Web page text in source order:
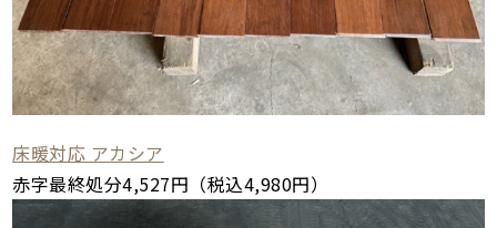
床暖対応 アカシア
赤字最終処分4,527円（税込4,980円）